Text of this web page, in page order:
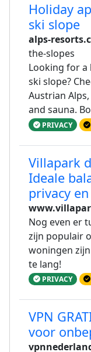
Holiday
ski slope
alps-
the-slopes
Looking for
ski slope?
Austrian
and sauna.
PRIVACY
Villapark
Ideale
privacy
Nog even er
zijn populair
woningen
te lang!
PRIVACY
VPN
voor